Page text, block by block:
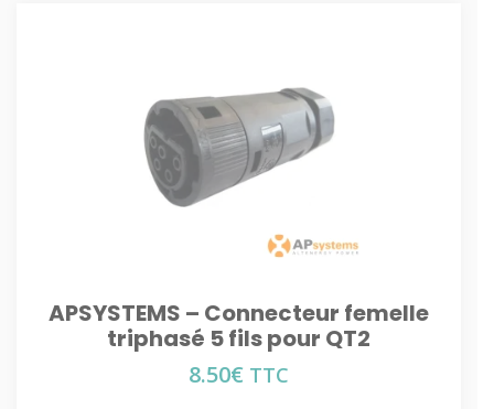
APSYSTEMS – Connecteur femelle
triphasé 5 fils pour QT2
8.50€ TTC